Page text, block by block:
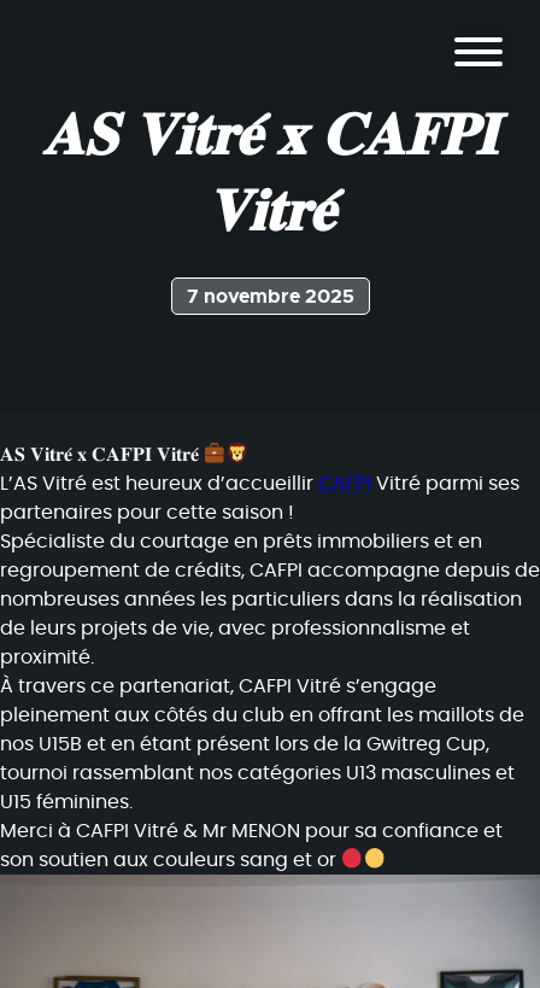
𝐀𝐒 𝐕𝐢𝐭𝐫𝐞́ 𝐱 𝐂𝐀𝐅𝐏𝐈
𝐕𝐢𝐭𝐫𝐞́
7 novembre 2025
𝐀𝐒 𝐕𝐢𝐭𝐫𝐞́ 𝐱 𝐂𝐀𝐅𝐏𝐈 𝐕𝐢𝐭𝐫𝐞́
L’AS Vitré est heureux d’accueillir CAFPI Vitré parmi ses
partenaires pour cette saison !
Spécialiste du courtage en prêts immobiliers et en
regroupement de crédits, CAFPI accompagne depuis de
nombreuses années les particuliers dans la réalisation
de leurs projets de vie, avec professionnalisme et
proximité.
À travers ce partenariat, CAFPI Vitré s’engage
pleinement aux côtés du club en offrant les maillots de
nos U15B et en étant présent lors de la Gwitreg Cup,
tournoi rassemblant nos catégories U13 masculines et
U15 féminines.
Merci à CAFPI Vitré & Mr MENON pour sa confiance et
son soutien aux couleurs sang et or